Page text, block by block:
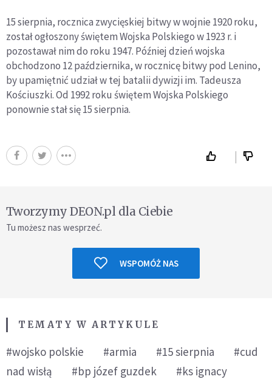
15 sierpnia, rocznica zwycięskiej bitwy w wojnie 1920 roku,
został ogłoszony świętem Wojska Polskiego w 1923 r. i
pozostawał nim do roku 1947. Później dzień wojska
obchodzono 12 października, w rocznicę bitwy pod Lenino,
by upamiętnić udział w tej batalii dywizji im. Tadeusza
Kościuszki. Od 1992 roku świętem Wojska Polskiego
ponownie stał się 15 sierpnia.
Tworzymy DEON.pl dla Ciebie
Tu możesz nas wesprzeć.
WSPOMÓŻ NAS
TEMATY W ARTYKULE
#wojsko polskie #armia #15 sierpnia
#cud
nad wisłą
#bp józef guzdek
#ks ignacy